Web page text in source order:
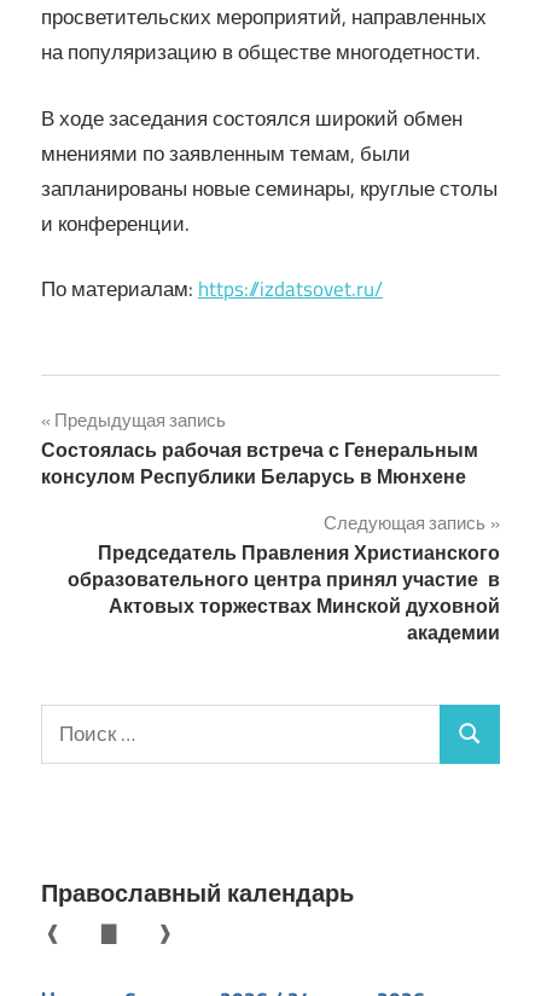
просветительских мероприятий, направленных
на популяризацию в обществе многодетности.
В ходе заседания состоялся широкий обмен
мнениями по заявленным темам, были
запланированы новые семинары, круглые столы
и конференции.
По материалам:https://izdatsovet.ru/
Навигация
по
Предыдущая запись
Состоялась рабочая встреча с Генеральным
консулом Республики Беларусь в Мюнхене
Следующая запись
Председатель Правления Христианского
образовательного центра принял участие в
Актовых торжествах Минской духовной
академии
Поиск
для:
Поиск
Православный календарь
❰ ❱